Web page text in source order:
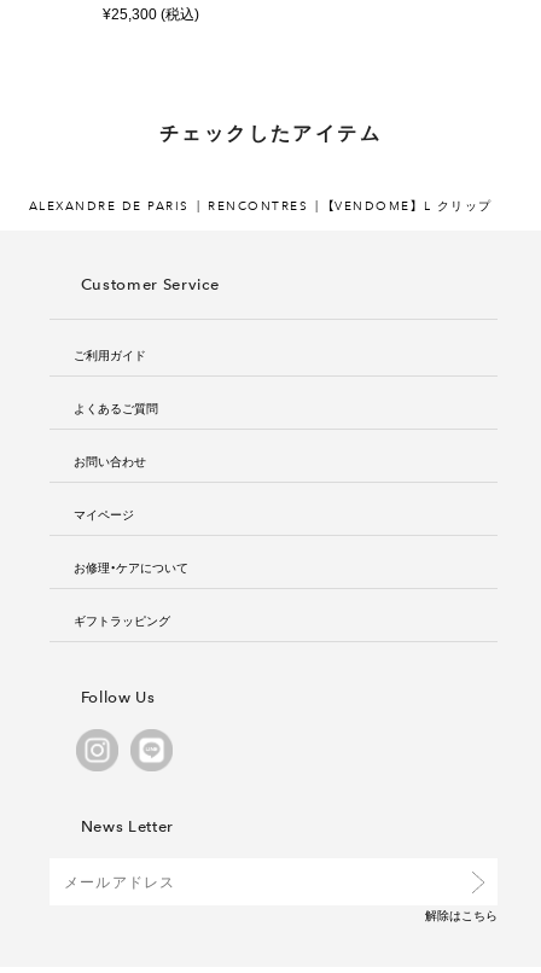
¥25,300 (税込)
チェックしたアイテム
ALEXANDRE DE PARIS RENCONTRES 【VENDOME】 L クリップ
Customer Service
ご利用ガイド
よくあるご質問
お問い合わせ
マイページ
お修理・ケアについて
ギフトラッピング
Follow Us
News Letter
解除は こちら